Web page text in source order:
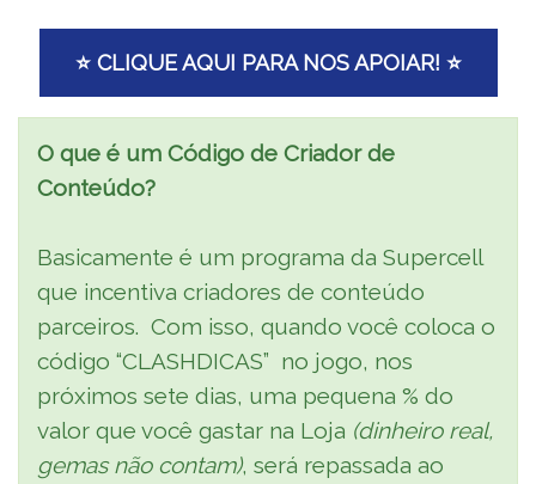
⭐ CLIQUE AQUI PARA NOS APOIAR! ⭐
O que é um Código de Criador de
Conteúdo?
Basicamente é um programa da Supercell
que incentiva criadores de conteúdo
parceiros. Com isso, quando você coloca o
código “CLASHDICAS” no jogo, nos
próximos sete dias, uma pequena % do
valor que você gastar na Loja (dinheiro real,
gemas não contam), será repassada ao